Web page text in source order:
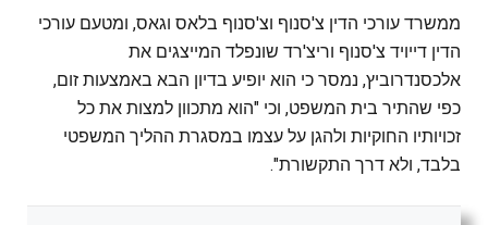
ממשרד עורכי הדין צ'סנוף וצ'סנוף בלאס וגאס, ומטעם עורכי
הדין דייויד צ'סנוף וריצ'רד שונפלד המייצגים את
אלכסנדרוביץ, נמסר כי הוא יופיע בדיון הבא באמצעות זום,
כפי שהתיר בית המשפט, וכי "הוא מתכוון למצות את כל
זכויותיו החוקיות ולהגן על עצמו במסגרת ההליך המשפטי
בלבד, ולא דרך התקשורת".